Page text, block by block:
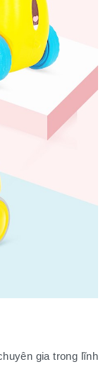
gia trong lĩnh